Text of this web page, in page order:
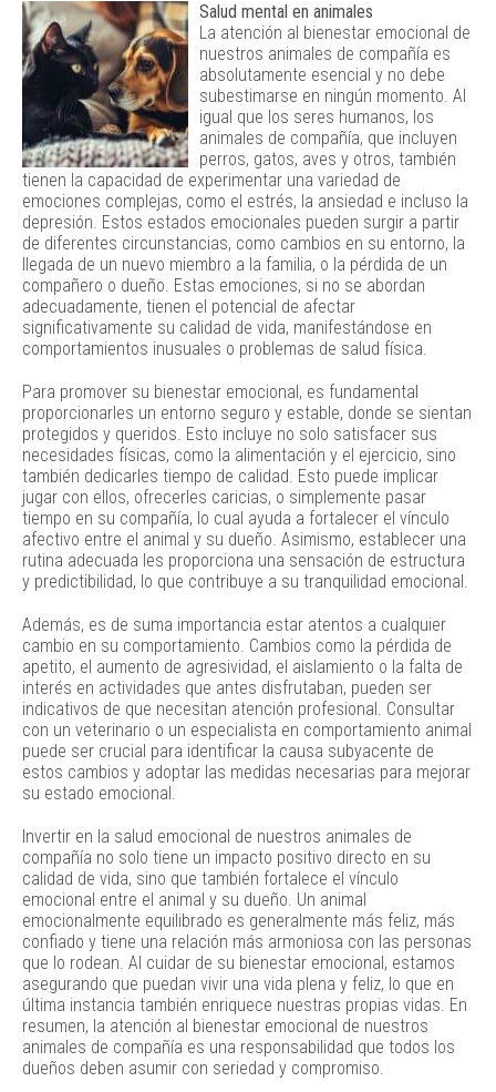
Salud mental en animales
La atención al bienestar emocional de
nuestros animales de compañía es
absolutamente esencial y no debe
subestimarse en ningún momento. Al
igual que los seres humanos, los
animales de compañía, que incluyen
perros, gatos, aves y otros, también
tienen la capacidad de experimentar una variedad de
emociones complejas, como el estrés, la ansiedad e incluso la
depresión. Estos estados emocionales pueden surgir a partir
de diferentes circunstancias, como cambios en su entorno, la
llegada de un nuevo miembro a la familia, o la pérdida de un
compañero o dueño. Estas emociones, si no se abordan
adecuadamente, tienen el potencial de afectar
significativamente su calidad de vida, manifestándose en
comportamientos inusuales o problemas de salud física.
Para promover su bienestar emocional, es fundamental
proporcionarles un entorno seguro y estable, donde se sientan
protegidos y queridos. Esto incluye no solo satisfacer sus
necesidades físicas, como la alimentación y el ejercicio, sino
también dedicarles tiempo de calidad. Esto puede implicar
jugar con ellos, ofrecerles caricias, o simplemente pasar
tiempo en su compañía, lo cual ayuda a fortalecer el vínculo
afectivo entre el animal y su dueño. Asimismo, establecer una
rutina adecuada les proporciona una sensación de estructura
y predictibilidad, lo que contribuye a su tranquilidad emocional.
Además, es de suma importancia estar atentos a cualquier
cambio en su comportamiento. Cambios como la pérdida de
apetito, el aumento de agresividad, el aislamiento o la falta de
interés en actividades que antes disfrutaban, pueden ser
indicativos de que necesitan atención profesional. Consultar
con un veterinario o un especialista en comportamiento animal
puede ser crucial para identificar la causa subyacente de
estos cambios y adoptar las medidas necesarias para mejorar
su estado emocional.
Invertir en la salud emocional de nuestros animales de
compañía no solo tiene un impacto positivo directo en su
calidad de vida, sino que también fortalece el vínculo
emocional entre el animal y su dueño. Un animal
emocionalmente equilibrado es generalmente más feliz, más
confiado y tiene una relación más armoniosa con las personas
que lo rodean. Al cuidar de su bienestar emocional, estamos
asegurando que puedan vivir una vida plena y feliz, lo que en
última instancia también enriquece nuestras propias vidas. En
resumen, la atención al bienestar emocional de nuestros
animales de compañía es una responsabilidad que todos los
dueños deben asumir con seriedad y compromiso.